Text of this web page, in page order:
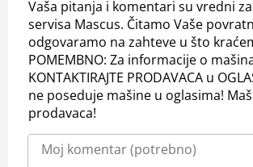
Vaša pitanja i komentari su vredni
servisa Mascus. Čitamo Vaše
odgovaramo na zahteve u što
POMEMBNO: Za informacije o
KONTAKTIRAJTE PRODAVACA u
ne poseduje mašine u oglasima!
prodavaca!